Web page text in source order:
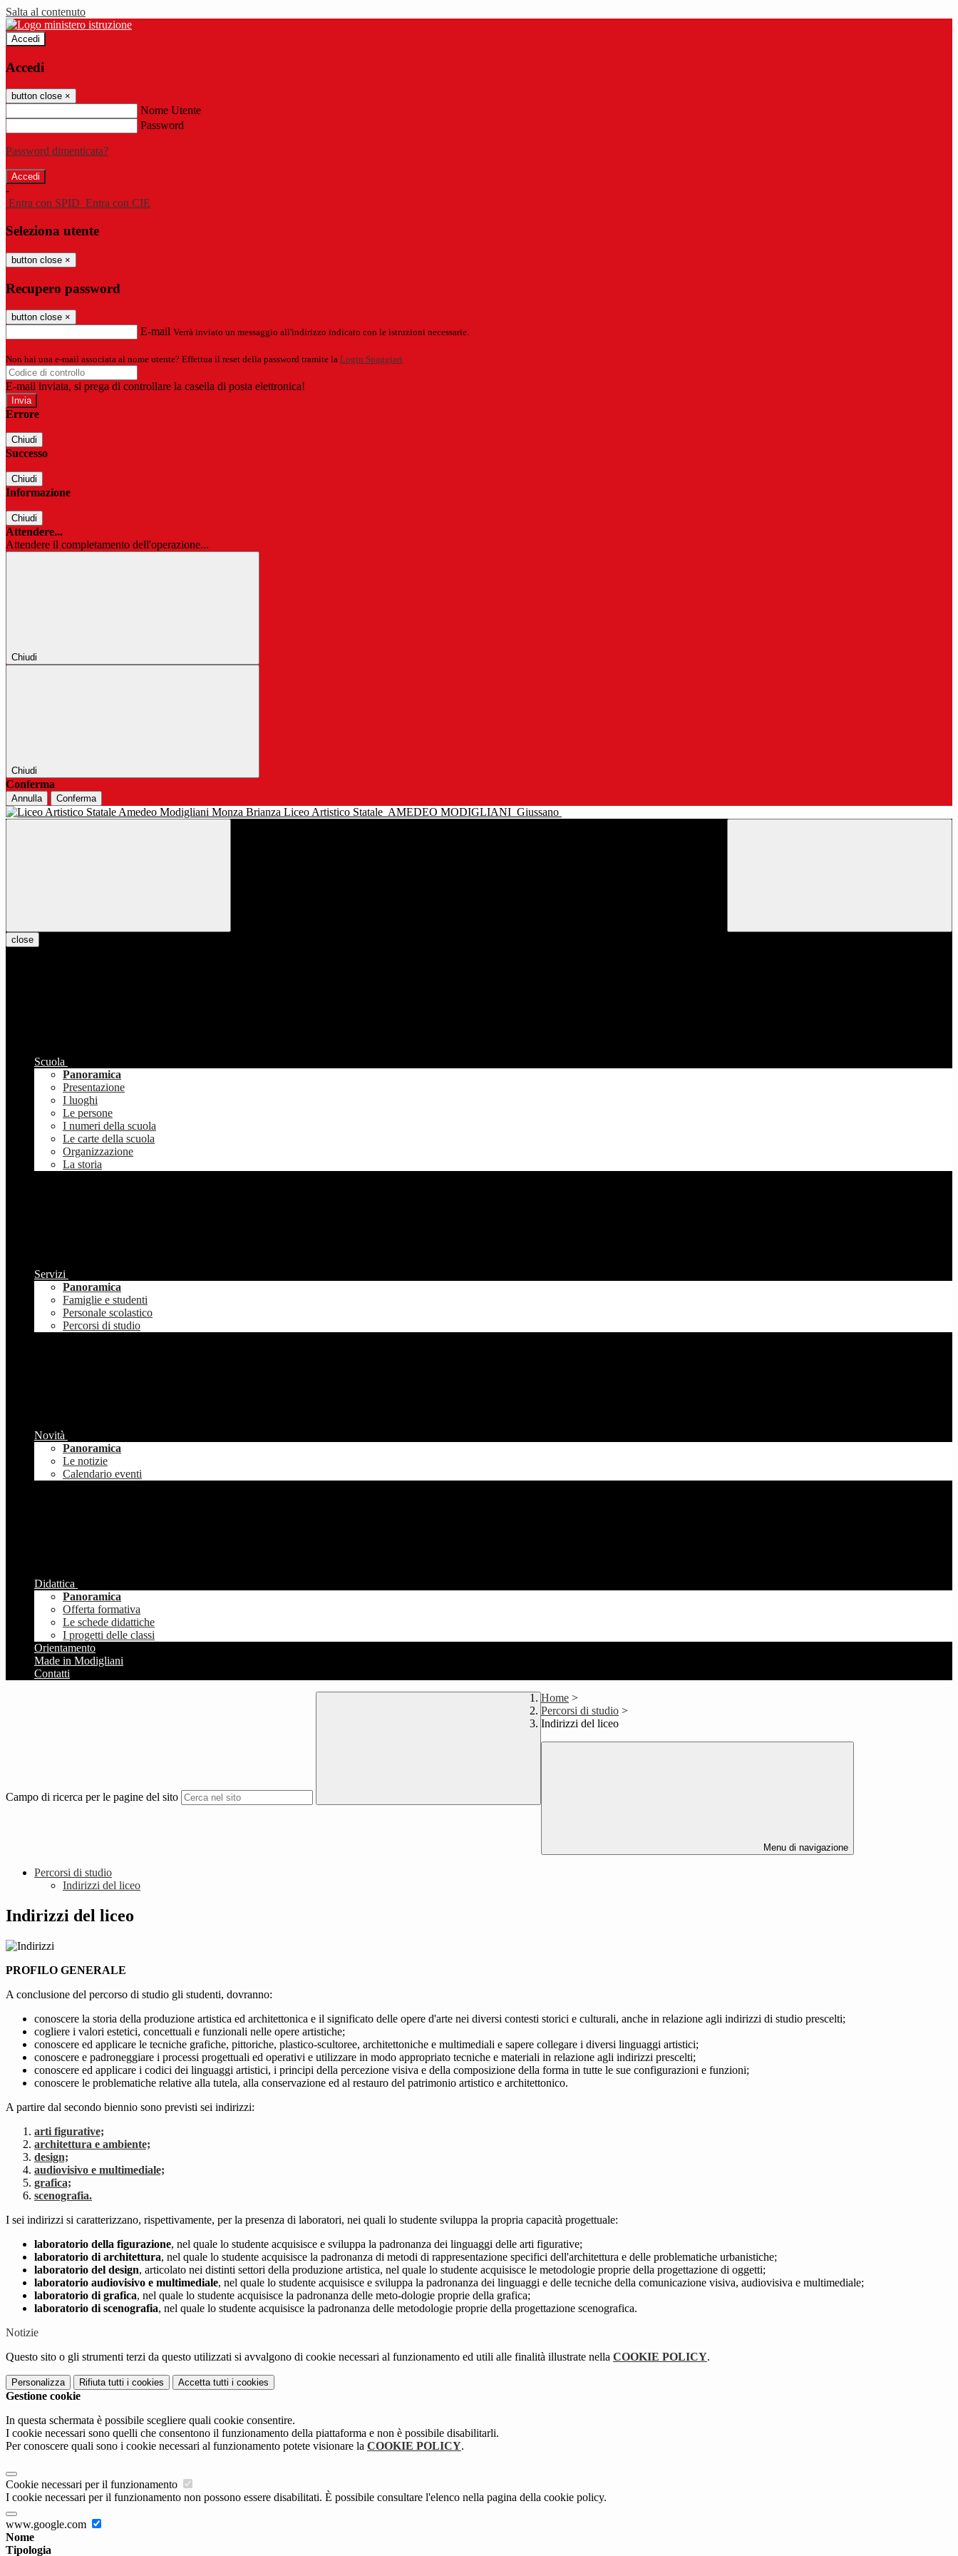
Salta al contenuto
Accedi
Accedi
button close ×
Nome Utente
Password
Password dimenticata?
-
Entra con SPID Entra con CIE
Seleziona utente
button close ×
Recupero password
button close ×
E-mail Verrà inviato un messaggio all'indirizzo indicato con le istruzioni necessarie.
Non hai una e-mail associata al nome utente? Effettua il reset della password tramite la Login Spaggiari
E-mail inviata, si prega di controllare la casella di posta elettronica!
Errore
Chiudi
Successo
Chiudi
Informazione
Chiudi
Attendere...
Attendere il completamento dell'operazione...
Chiudi
Chiudi
Conferma
Annulla Conferma
Liceo Artistico Statale AMEDEO MODIGLIANI Giussano
close
Scuola
Panoramica
Presentazione
I luoghi
Le persone
I numeri della scuola
Le carte della scuola
Organizzazione
La storia
Servizi
Panoramica
Famiglie e studenti
Personale scolastico
Percorsi di studio
Novità
Panoramica
Le notizie
Calendario eventi
Didattica
Panoramica
Offerta formativa
Le schede didattiche
I progetti delle classi
Orientamento
Made in Modigliani
Contatti
Campo di ricerca per le pagine del sito
Home >
Percorsi di studio >
Indirizzi del liceo
Menu di navigazione
Percorsi di studio
Indirizzi del liceo
Indirizzi del liceo
PROFILO GENERALE
A conclusione del percorso di studio gli studenti, dovranno:
conoscere la storia della produzione artistica ed architettonica e il significato delle opere d'arte nei diversi contesti storici e culturali, anche in relazione agli indirizzi di studio prescelti;
cogliere i valori estetici, concettuali e funzionali nelle opere artistiche;
conoscere ed applicare le tecniche grafiche, pittoriche, plastico-scultoree, architettoniche e multimediali e sapere collegare i diversi linguaggi artistici;
conoscere e padroneggiare i processi progettuali ed operativi e utilizzare in modo appropriato tecniche e materiali in relazione agli indirizzi prescelti;
conoscere ed applicare i codici dei linguaggi artistici, i principi della percezione visiva e della composizione della forma in tutte le sue configurazioni e funzioni;
conoscere le problematiche relative alla tutela, alla conservazione ed al restauro del patrimonio artistico e architettonico.
A partire dal secondo biennio sono previsti sei indirizzi:
arti figurative;
architettura e ambiente;
design;
audiovisivo e multimediale;
grafica;
scenografia.
I sei indirizzi si caratterizzano, rispettivamente, per la presenza di laboratori, nei quali lo studente sviluppa la propria capacità progettuale:
laboratorio della figurazione, nel quale lo studente acquisisce e sviluppa la padronanza dei linguaggi delle arti figurative;
laboratorio di architettura, nel quale lo studente acquisisce la padronanza di metodi di rappresentazione specifici dell'architettura e delle problematiche urbanistiche;
laboratorio del design, articolato nei distinti settori della produzione artistica, nel quale lo studente acquisisce le metodologie proprie della progettazione di oggetti;
laboratorio audiovisivo e multimediale, nel quale lo studente acquisisce e sviluppa la padronanza dei linguaggi e delle tecniche della comunicazione visiva, audiovisiva e multimediale;
laboratorio di grafica, nel quale lo studente acquisisce la padronanza delle meto-dologie proprie della grafica;
laboratorio di scenografia, nel quale lo studente acquisisce la padronanza delle metodologie proprie della progettazione scenografica.
Notizie
Questo sito o gli strumenti terzi da questo utilizzati si avvalgono di cookie necessari al funzionamento ed utili alle finalità illustrate nella COOKIE POLICY.
Personalizza Rifiuta tutti i cookies Accetta tutti i cookies
Gestione cookie
In questa schermata è possibile scegliere quali cookie consentire.
I cookie necessari sono quelli che consentono il funzionamento della piattaforma e non è possibile disabilitarli.
Per conoscere quali sono i cookie necessari al funzionamento potete visionare la COOKIE POLICY.
Cookie necessari per il funzionamento
I cookie necessari per il funzionamento non possono essere disabilitati. È possibile consultare l'elenco nella pagina della cookie policy.
www.google.com
Nome
Tipologia